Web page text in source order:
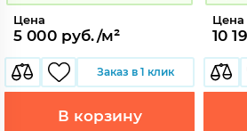
Цена
5 000 руб./м²
Заказ в 1 клик
В корзину
Цена
10